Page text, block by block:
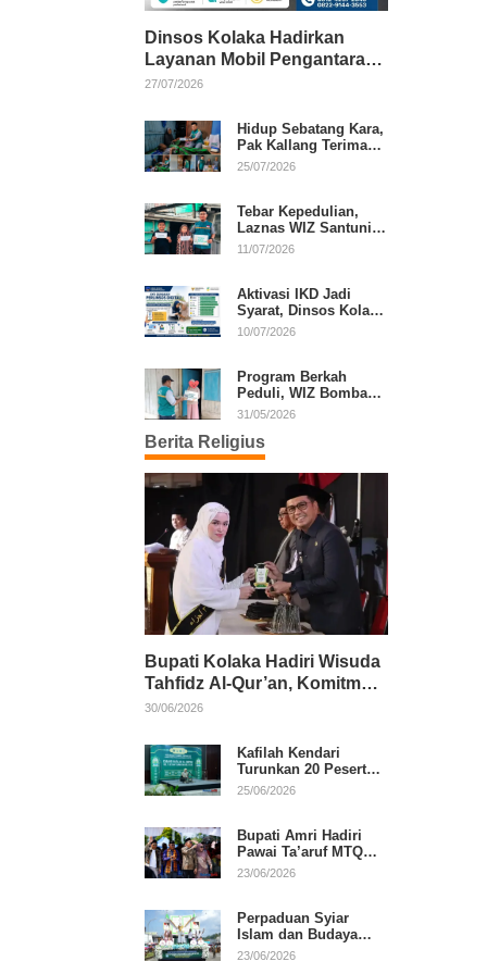
Dinsos Kolaka Hadirkan
Layanan Mobil Pengantaran
Gratis bagi Pasien Penerima
27/07/2026
Hidup Sebatang Kara,
Pak Kallang Terima
Bantuan dari Laznas
25/07/2026
Tebar Kepedulian,
Laznas WIZ Santuni
Anak Yatim dan
11/07/2026
Aktivasi IKD Jadi
Syarat, Dinsos Kolaka
Sosialisasikan
10/07/2026
Program Berkah
Peduli, WIZ Bombana
Bantu Lansia dan
31/05/2026
Berita Religius
Bupati Kolaka Hadiri Wisuda
Tahfidz Al-Qur’an, Komitmen
Dukung Pendidikan
30/06/2026
Kafilah Kendari
Turunkan 20 Peserta
pada Hari Pertama
25/06/2026
Bupati Amri Hadiri
Pawai Ta’aruf MTQ
XXXI Sultra, Beri
23/06/2026
Perpaduan Syiar
Islam dan Budaya
Warnai Pawai Ta’aruf
23/06/2026